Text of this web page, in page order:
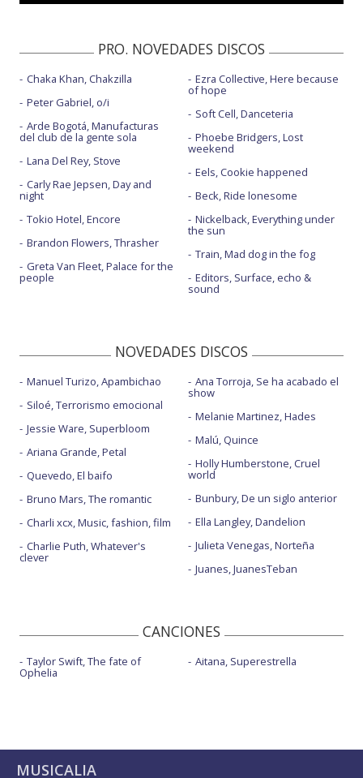
Tenement time
The answer
The bright parade
The divine chord - con The Avalanches y MGMT
The priest - con Maxine Peake
Walk into the sea
PRO. NOVEDADES DISCOS
Chaka Khan, Chakzilla
Peter Gabriel, o/i
Arde Bogotá, Manufacturas
del club de la gente sola
Lana Del Rey, Stove
Carly Rae Jepsen, Day and
night
Tokio Hotel, Encore
Brandon Flowers, Thrasher
Greta Van Fleet, Palace for the
people
Ezra Collective, Here because
of hope
Soft Cell, Danceteria
Phoebe Bridgers, Lost
weekend
Eels, Cookie happened
Beck, Ride lonesome
Nickelback, Everything under
the sun
Train, Mad dog in the fog
Editors, Surface, echo &
sound
NOVEDADES DISCOS
Manuel Turizo, Apambichao
Siloé, Terrorismo emocional
Jessie Ware, Superbloom
Ariana Grande, Petal
Quevedo, El baifo
Bruno Mars, The romantic
Charli xcx, Music, fashion, film
Charlie Puth, Whatever's
clever
Ana Torroja, Se ha acabado el
show
Melanie Martinez, Hades
Malú, Quince
Holly Humberstone, Cruel
world
Bunbury, De un siglo anterior
Ella Langley, Dandelion
Julieta Venegas, Norteña
Juanes, JuanesTeban
CANCIONES
Taylor Swift, The fate of
Ophelia
Aitana, Superestrella
MUSICALIA